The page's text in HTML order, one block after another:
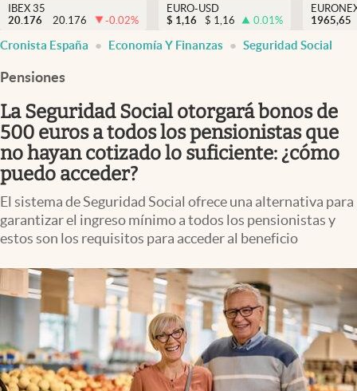
USA
Colombia
Criptomonedas
España
NOTICIAS
FINANZAS
EURO
IBEX 35
20.176
20.176 -0.02%
EURO-USD
$ 1,16 $ 1,16 0.01%
1965,65
Cronista España Economía Y Finanzas Seguridad Social
Pensiones
La Seguridad Social otorgará bonos de
500 euros a todos los pensionistas que
no hayan cotizado lo suficiente: ¿cómo
puedo acceder?
El sistema de Seguridad Social ofrece una alternativa para
garantizar el ingreso mínimo a todos los pensionistas y
estos son los requisitos para acceder al beneficio